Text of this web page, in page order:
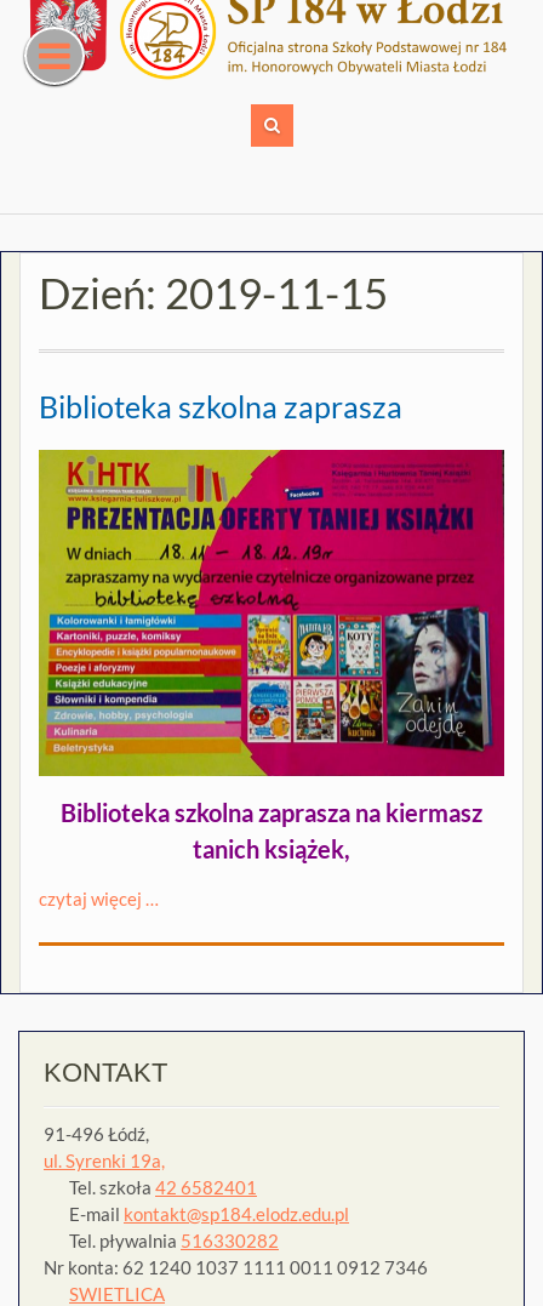
content
Dzień: 2019-11-15
Biblioteka szkolna zaprasza
Biblioteka szkolna zaprasza na kiermasz
tanich książek,
czytaj więcej …
KONTAKT
91-496 Łódź,
ul. Syrenki 19a,
Tel. szkoła 42 6582401
E-mail kontakt@sp184.elodz.edu.pl
Tel. pływalnia 516330282
Nr konta: 62 1240 1037 1111 0011 0912 7346
SWIETLICA